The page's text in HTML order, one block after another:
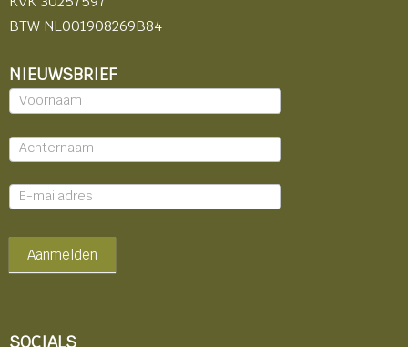
BTW NL001908269B84
NIEUWSBRIEF
Nieuwsbrief
-
footer
Aanmelden
SOCIALS